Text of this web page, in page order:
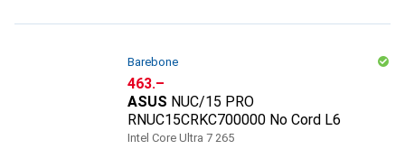
Barebone
CHF
463.–
ASUS NUC/15 PRO
RNUC15CRKC700000 No Cord L6
Intel Core Ultra 7 265